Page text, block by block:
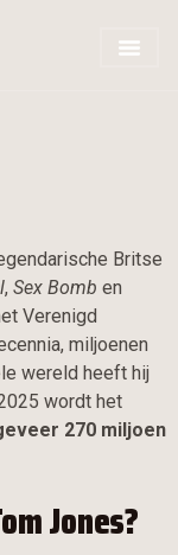
Britse
, Sex Bomb en
Verenigd
miljoenen
wereld heeft hij
wordt het
270 miljoen
Jones?